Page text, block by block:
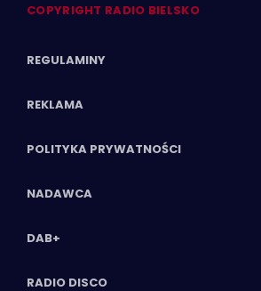
COPYRIGHT RADIO BIELSKO
REGULAMINY
REKLAMA
POLITYKA PRYWATNOŚCI
NADAWCA
DAB+
RADIO DISCO